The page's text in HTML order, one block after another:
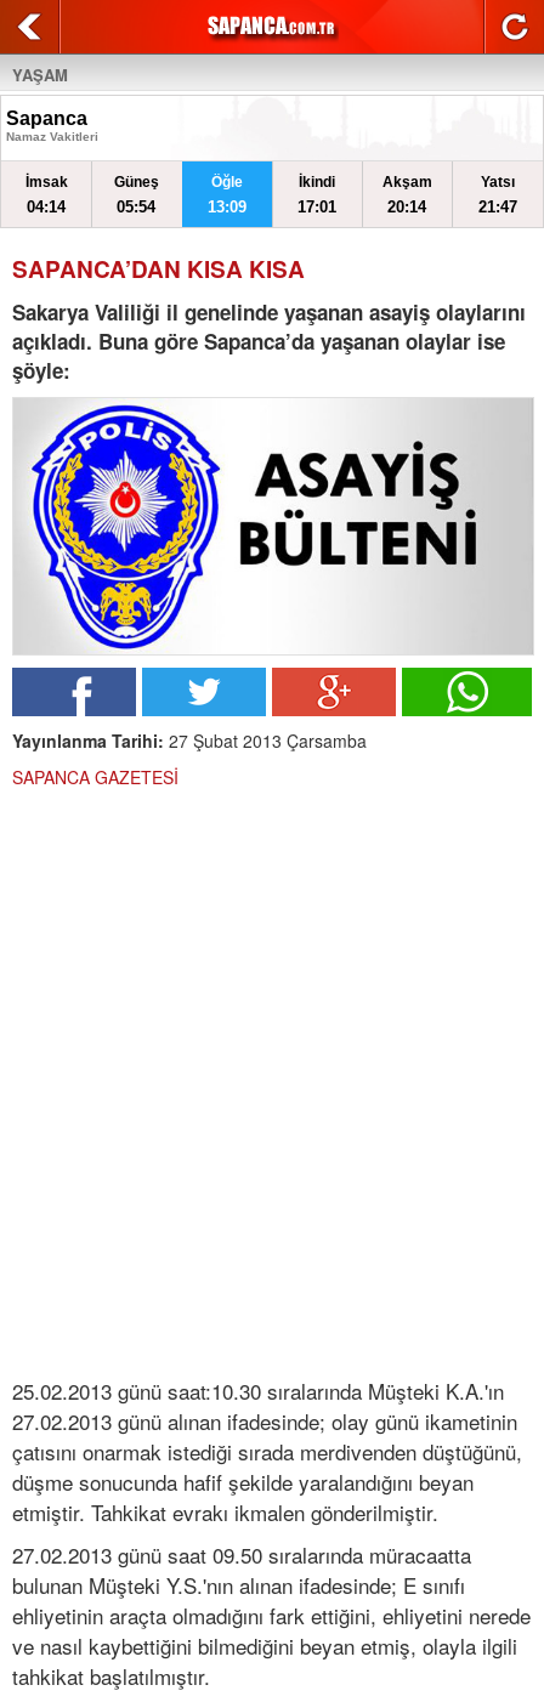
YAŞAM
Sapanca
Namaz Vakitleri
İmsak
04:14
Güneş
05:54
Öğle
13:09
İkindi
17:01
Akşam
20:14
Yatsı
21:47
SAPANCA’DAN KISA KISA
Sakarya Valiliği il genelinde yaşanan asayiş olaylarını
açıkladı. Buna göre Sapanca’da yaşanan olaylar ise
şöyle:
Yayınlanma Tarihi: 27 Şubat 2013 Çarsamba
SAPANCA GAZETESİ
25.02.2013 günü saat:10.30 sıralarında Müşteki K.A.'ın
27.02.2013 günü alınan ifadesinde; olay günü ikametinin
çatısını onarmak istediği sırada merdivenden düştüğünü,
düşme sonucunda hafif şekilde yaralandığını beyan
etmiştir. Tahkikat evrakı ikmalen gönderilmiştir.
27.02.2013 günü saat 09.50 sıralarında müracaatta
bulunan Müşteki Y.S.'nın alınan ifadesinde; E sınıfı
ehliyetinin araçta olmadığını fark ettiğini, ehliyetini nerede
ve nasıl kaybettiğini bilmediğini beyan etmiş, olayla ilgili
tahkikat başlatılmıştır.